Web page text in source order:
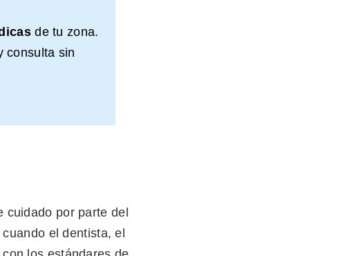
de tu zona.
consulta sin
cuidado por parte del
el dentista, el